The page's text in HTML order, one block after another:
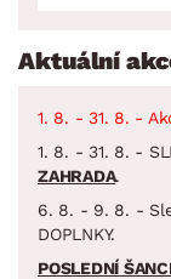
Aktuální
1. 8. - 31. 8. -
1. 8. - 31. 8. -
ZAHRADA.
6. 8. - 9. 8. -
DOPLNKY.
POSLEDNÍ